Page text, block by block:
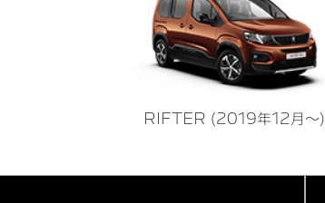
RIFTER (2019年12月～)